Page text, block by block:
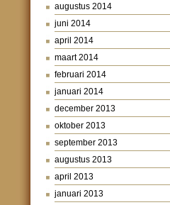
augustus 2014
juni 2014
april 2014
maart 2014
februari 2014
januari 2014
december 2013
oktober 2013
september 2013
augustus 2013
april 2013
januari 2013